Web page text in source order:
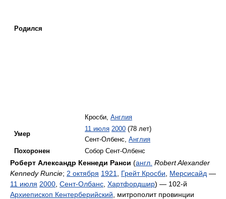
Родился
Кросби, Англия
Умер
11 июля 2000 (78 лет)
Сент-Олбенс, Англия
Похоронен
Собор Сент-Олбенс
Роберт Александр Кеннеди Ранси (англ. Robert Alexander
Kennedy Runcie; 2 октября 1921 Грейт Кросби Мерсисайд —
11 июля 2000 Сент-Олбанс Хартфордшир) — 102-й
Архиепископ Кентерберийский , митрополит провинции